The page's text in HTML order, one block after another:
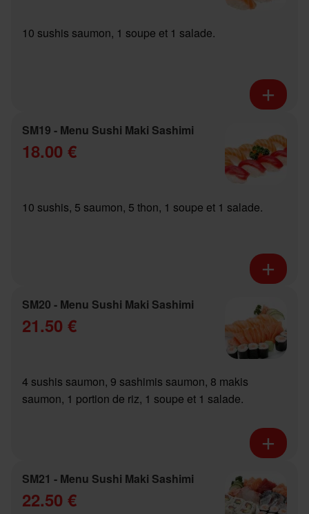
10 sushis saumon, 1 soupe et 1 salade.
SM19 - Menu Sushi Maki Sashimi
18.00 €
10 sushis, 5 saumon, 5 thon, 1 soupe et 1 salade.
SM20 - Menu Sushi Maki Sashimi
21.50 €
4 sushis saumon, 9 sashimis saumon, 8 makis
saumon, 1 portion de riz, 1 soupe et 1 salade.
SM21 - Menu Sushi Maki Sashimi
22.50 €